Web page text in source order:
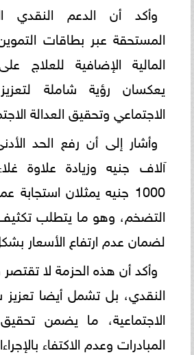
وأكد أن الدعم النقدي
المستحقة عبر بطاقات
المالية الإضافية للعلاج
يعكسان رؤية شاملة
الاجتماعي وتحقيق العدالة
آلاف جنيه وزيادة علاوة
1000 جنيه يمثلان استجابة
التضخم، وهو ما يتطلب تكثيف
لضمان عدم ارتفاع الأسعار
وأكد أن هذه الحزمة لا
النقدي، بل تشمل أيضا تعزيز
الاجتماعية، ما يضمن
المبادرات وعدم الاكتفاء